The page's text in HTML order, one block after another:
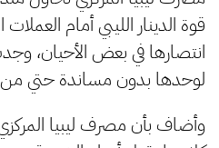
قوة الدينار الليبي أمام العملات
انتصارها في بعض الأحيان،
لوحدها بدون مساندة حتي من
وأضاف بأن مصرف ليبيا